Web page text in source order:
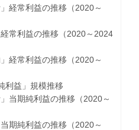
常利益の推移（2020～
利益の推移（2020～2024
常利益の推移（2020～
益」規模推移
期純利益の推移（2020～
純利益の推移（2020～